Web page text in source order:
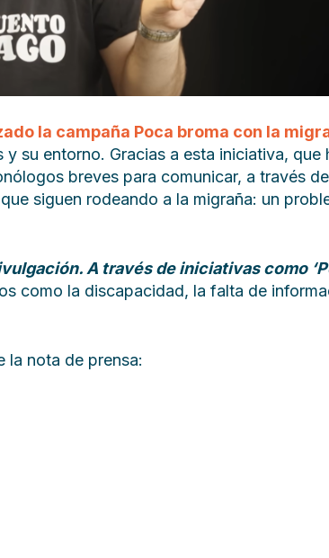
la campaña Poca broma con la
su entorno. Gracias a esta iniciativa,
breves para comunicar, a través
siguen rodeando a la migraña: un
A través de iniciativas como
como la discapacidad, la falta de
la nota de prensa: